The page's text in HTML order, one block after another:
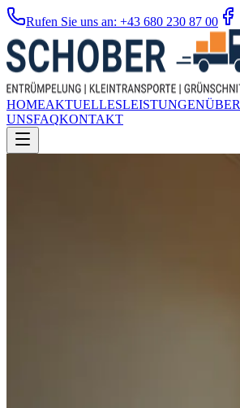
Rufen Sie uns an: +43 680 230 87 00
HOMEAKTUELLESLEISTUNGENÜBER
UNSFAQKONTAKT